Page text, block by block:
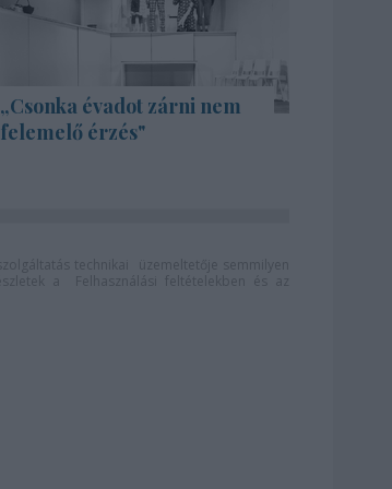
„Csonka évadot zárni nem
felemelő érzés"